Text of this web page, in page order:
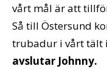
vårt mål är att
Så till Östersund
trubadur i vårt tält
avslutar Johnny.